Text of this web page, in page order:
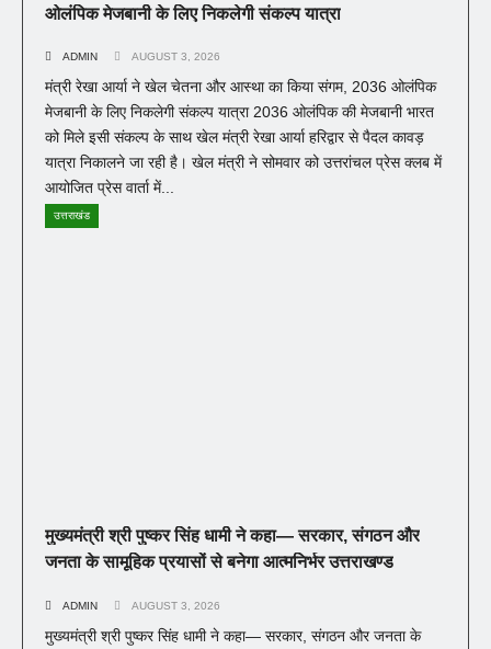
ओलंपिक मेजबानी के लिए निकलेगी संकल्प यात्रा
ADMIN AUGUST 3, 2026
मंत्री रेखा आर्या ने खेल चेतना और आस्था का किया संगम, 2036 ओलंपिक
मेजबानी के लिए निकलेगी संकल्प यात्रा 2036 ओलंपिक की मेजबानी भारत
को मिले इसी संकल्प के साथ खेल मंत्री रेखा आर्या हरिद्वार से पैदल कावड़
यात्रा निकालने जा रही है। खेल मंत्री ने सोमवार को उत्तरांचल प्रेस क्लब में
आयोजित प्रेस वार्ता में...
उत्तराखंड
मुख्यमंत्री श्री पुष्कर सिंह धामी ने कहा— सरकार, संगठन और
जनता के सामूहिक प्रयासों से बनेगा आत्मनिर्भर उत्तराखण्ड
ADMIN AUGUST 3, 2026
मुख्यमंत्री श्री पुष्कर सिंह धामी ने कहा— सरकार, संगठन और जनता के